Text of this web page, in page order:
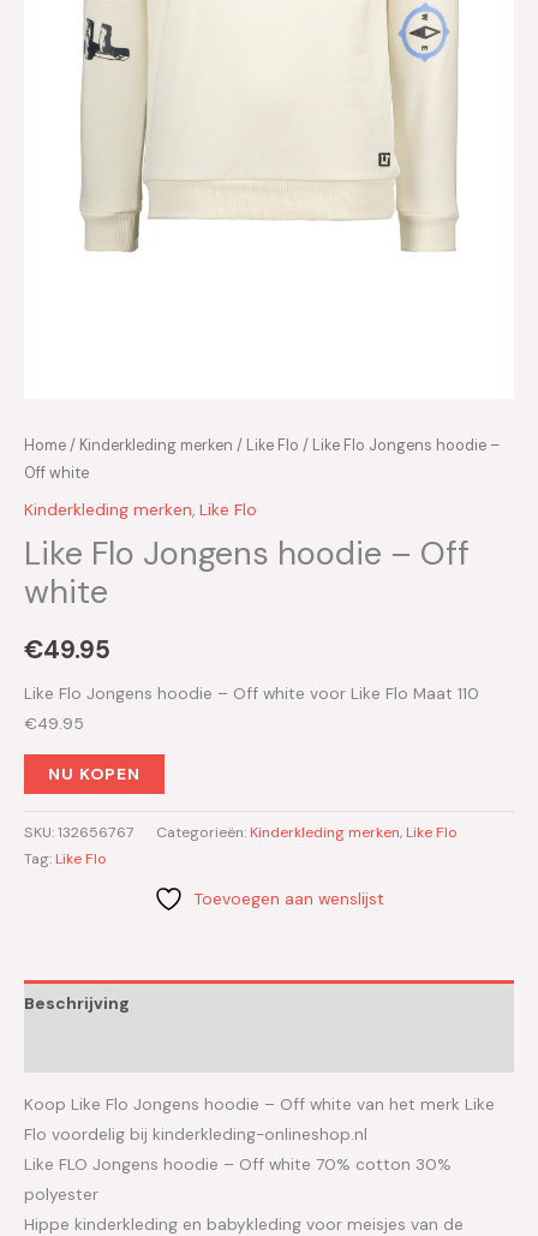
Home/ Kinderkleding merken / Like Flo / Like Flo Jongens hoodie –
Off white
Kinderkleding merken, Like Flo
Like Flo Jongens hoodie – Off
white
€49.95
Like Flo Jongens hoodie – Off white voor Like Flo Maat 110
€49.95
NU KOPEN
SKU:132656767 Categorieën: Kinderkleding merken, Like Flo
Tag: Like Flo
Toevoegen aan wenslijst
Beschrijving
Koop Like Flo Jongens hoodie – Off white van het merk Like
Flo voordelig bij kinderkleding-onlineshop.nl
Like FLO Jongens hoodie – Off white 70% cotton 30%
polyester
Hippe kinderkleding en babykleding voor meisjes van de